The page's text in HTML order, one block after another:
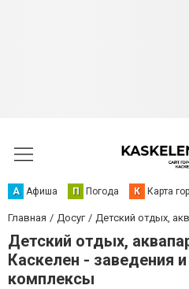
А Афиша П Погода К Карта
Главная Досуг Детский отдых,
Детский отдых,
Каскелен - заведения
комплексы